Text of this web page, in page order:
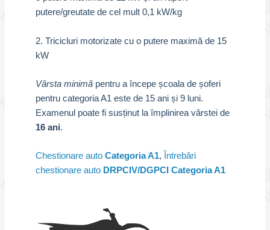
putere/greutate de cel mult 0,1 kW/kg
2. Tricicluri motorizate cu o putere maximă de 15
kW
Vârsta minimăpentru a începe școala de șoferi
pentru categoria A1 este de 15 ani și 9 luni.
Examenul poate fi susținut la împlinirea vârstei de
16 ani.
Chestionare auto Categoria A1, Întrebări
chestionare autoDRPCIV/DGPCI Categoria A1